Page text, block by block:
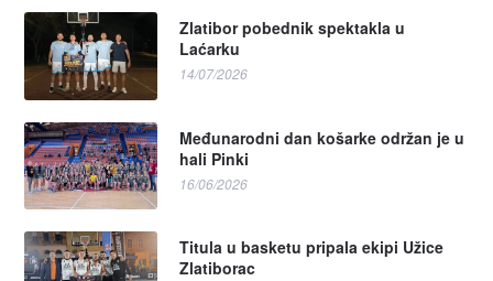
Zlatibor pobednik spektakla u
Laćarku
14/07/2026
Međunarodni dan košarke održan je u
hali Pinki
16/06/2026
Titula u basketu pripala ekipi Užice
Zlatiborac